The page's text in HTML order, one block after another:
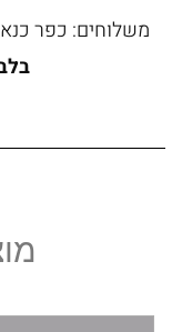
משלוחים: כפר